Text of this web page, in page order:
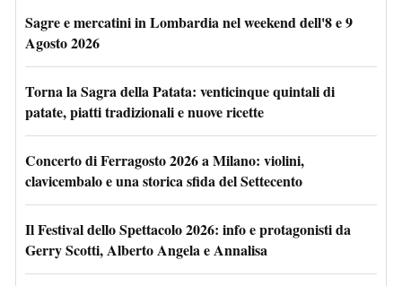
Sagre e mercatini in Lombardia nel weekend dell'8 e 9
Agosto 2026
Torna la Sagra della Patata: venticinque quintali di
patate, piatti tradizionali e nuove ricette
Concerto di Ferragosto 2026 a Milano: violini,
clavicembalo e una storica sfida del Settecento
Il Festival dello Spettacolo 2026: info e protagonisti da
Gerry Scotti, Alberto Angela e Annalisa